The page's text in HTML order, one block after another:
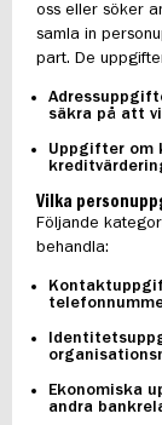
oss eller söker
samla in
part. De
säkra på att
Uppgifter om
Vilka
Följande
behandla:
Ekonomiska
andra